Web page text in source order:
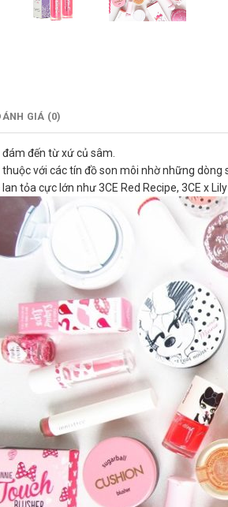
GIÁ (0)
đến từ xứ củ sâm.
với các tín đồ son môi nhờ những
tỏa cực lớn như 3CE Red Recipe, 3CE x